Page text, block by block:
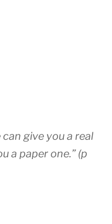
can give you a real
a paper one.” (p